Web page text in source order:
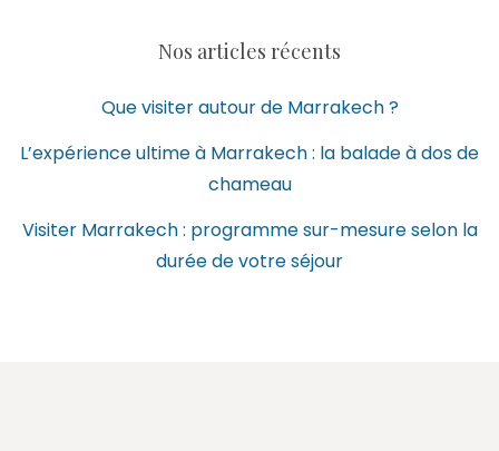
Nos articles récents
Que visiter autour de Marrakech ?
L’expérience ultime à Marrakech : la balade à dos de
chameau
Visiter Marrakech : programme sur-mesure selon la
durée de votre séjour